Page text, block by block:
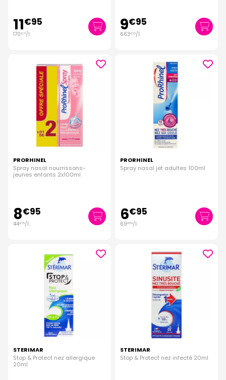
11€95
170€71/l. 9€95
663€33/l.
PRORHINEL
Spray nasal nourrissons-
jeunes enfants 2x100ml
8€95
44€75/l.
PRORHINEL
Spray nasal jet adultes 100ml
6€95
69€50/l.
STERIMAR
Stop & Protect nez allergique
20ml
STERIMAR
Stop & Protect nez infecté 20ml